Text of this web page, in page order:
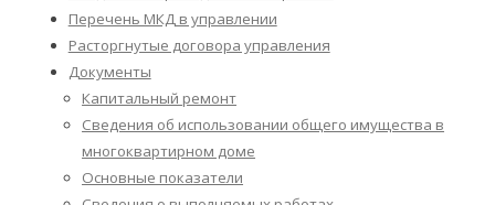
Перечень МКД в управлении
Расторгнутые договора управления
Документы
Капитальный ремонт
Сведения об использовании общего имущества в
многоквартирном доме
Основные показатели